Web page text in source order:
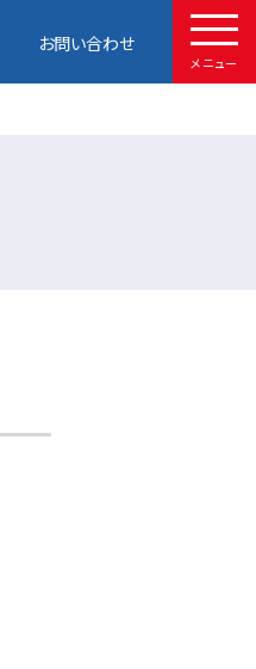
お問い合わせ
メニュー